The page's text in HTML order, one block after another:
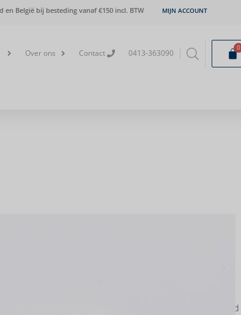
België bij besteding vanaf €150 incl. BTW MIJN ACCOUNT
Over ons Contact 0413-363090
0
wordt als een set (binnen en buitenzijde)geleverd